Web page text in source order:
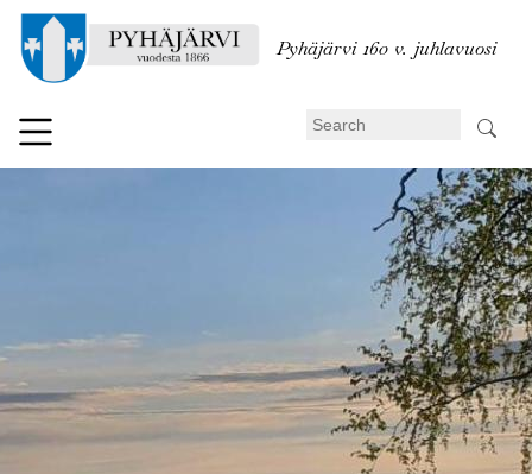
toPyhäjärvi 160 v. juhlavuosi
Search